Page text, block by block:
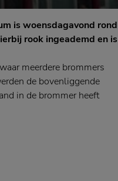
is woensdagavond rond
rook ingeademd en is
meerdere brommers
de bovenliggende
in de brommer heeft